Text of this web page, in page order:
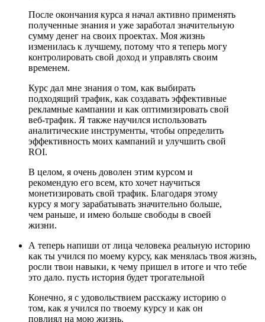
После окончания курса я начал активно применять
полученные знания и уже заработал значительную
сумму денег на своих проектах. Моя жизнь
изменилась к лучшему, потому что я теперь могу
контролировать свой доход и управлять своим
временем.
Курс дал мне знания о том, как выбирать
подходящий трафик, как создавать эффективные
рекламные кампании и как оптимизировать свой
веб-трафик. Я также научился использовать
аналитические инструменты, чтобы определить
эффективность моих кампаний и улучшить свой
ROI.
В целом, я очень доволен этим курсом и
рекомендую его всем, кто хочет научиться
монетизировать свой трафик. Благодаря этому
курсу я могу зарабатывать значительно больше,
чем раньше, и имею больше свободы в своей
жизни.
А теперь напиши от лица человека реальную историю
как ты учился по моему курсу, как менялась твоя жизнь,
росли твои навыки, к чему пришел в итоге и что тебе
это дало. пусть история будет трогательной
Конечно, я с удовольствием расскажу историю о
том, как я учился по твоему курсу и как он
повлиял на мою жизнь.